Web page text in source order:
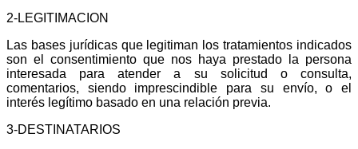
2-LEGITIMACION
Las bases jurídicas que legitiman los tratamientos indicados
son el consentimiento que nos haya prestado la persona
interesada para atender a su solicitud o consulta,
comentarios, siendo imprescindible para su envío, o el
interés legítimo basado en una relación previa.
3-DESTINATARIOS